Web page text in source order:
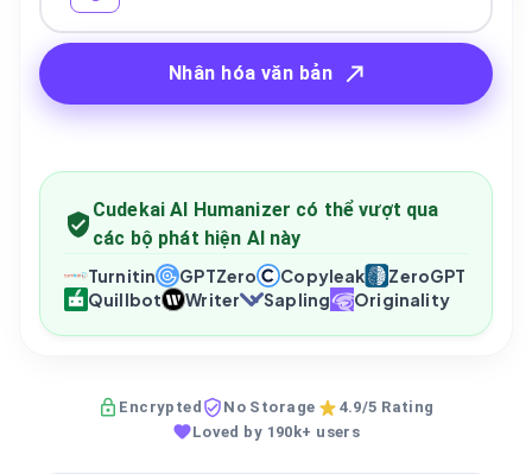
Nhân hóa văn bản
Cudekai AI Humanizer có thể vượt qua
các bộ phát hiện AI này
Turnitin GPTZero Copyleak
ZeroGPT
Quillbot
Writer Sapling Originality
Encrypted No Storage
4.9/5 Rating
Loved by 190k+ users